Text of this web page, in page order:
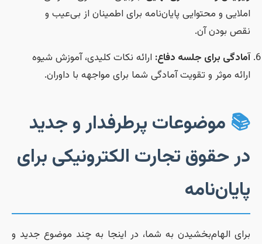
و محتوایی پایان‌نامه برای اطمینان از بی‌عیب و
بودن آن.
برای جلسه دفاع:ارائه نکات کلیدی، آموزش شیوه
موثر و تقویت آمادگی شما برای مواجهه با داوران.
موضوعات پرطرفدار و جدید
حقوق تجارت الکترونیکی برای
الهام‌بخشیدن به شما، در اینجا به چند موضوع جدید و